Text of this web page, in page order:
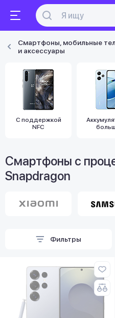
Смартфоны, мобильные
и аксессуары
С поддержкой
NFC
Смартфоны с
Snapdragon
Фильтры